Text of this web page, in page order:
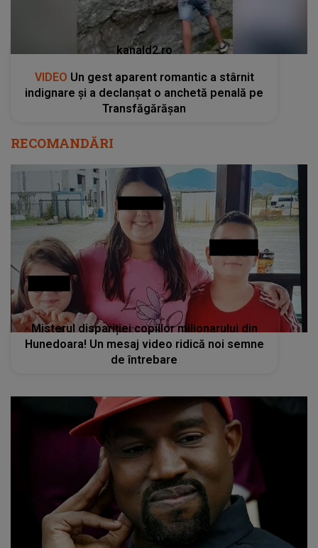
kanald2.ro
VIDEO Un gest aparent romantic a stârnit
indignare și a declanșat o anchetă penală pe
Transfăgărășan
RECOMANDĂRI
Misterul dispariției copiilor milionarului din
Hunedoara! Un mesaj video ridică noi semne
de întrebare